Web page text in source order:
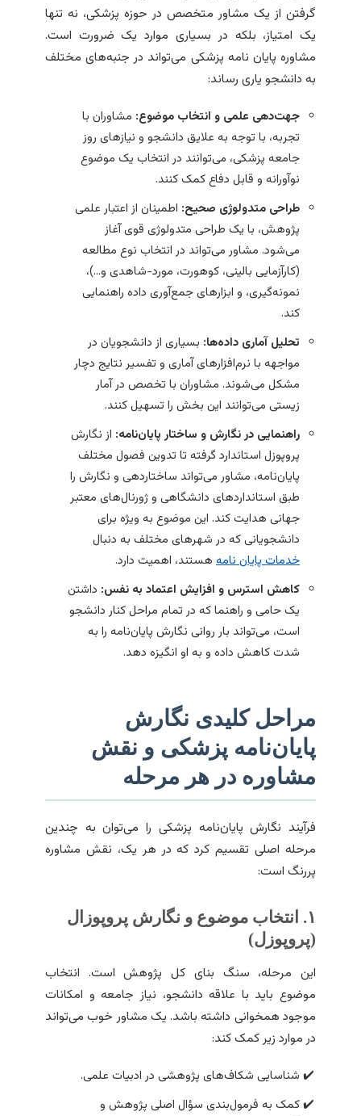
گرفتن از یک مشاور متخصص در حوزه پزشکی، نه تنها
یک امتیاز، بلکه در بسیاری موارد یک ضرورت است.
مشاوره پایان نامه پزشکی می‌تواند در جنبه‌های مختلف
به دانشجو یاری رساند:
جهت‌دهی علمی و انتخاب موضوع: مشاوران با
تجربه، با توجه به علایق دانشجو و نیازهای روز
جامعه پزشکی، می‌توانند در انتخاب یک موضوع
نوآورانه و قابل دفاع کمک کنند.
طراحی متدولوژی صحیح: اطمینان از اعتبار علمی
پژوهش، با یک طراحی متدولوژی قوی آغاز
می‌شود. مشاور می‌تواند در انتخاب نوع مطالعه
(کارآزمایی بالینی، کوهورت، مورد-شاهدی و…)،
نمونه‌گیری، و ابزارهای جمع‌آوری داده راهنمایی
کند.
تحلیل آماری داده‌ها: بسیاری از دانشجویان در
مواجهه با نرم‌افزارهای آماری و تفسیر نتایج دچار
مشکل می‌شوند. مشاوران با تخصص در آمار
زیستی می‌توانند این بخش را تسهیل کنند.
راهنمایی در نگارش و ساختار پایان‌نامه: از نگارش
پروپوزل استاندارد گرفته تا تدوین فصول مختلف
پایان‌نامه، مشاور می‌تواند ساختاردهی و نگارش را
طبق استانداردهای دانشگاهی و ژورنال‌های معتبر
جهانی هدایت کند. این موضوع به ویژه برای
دانشجویانی که در شهرهای مختلف به دنبال
خدمات پایان نامههستند، اهمیت دارد.
کاهش استرس و افزایش اعتماد به نفس: داشتن
یک حامی و راهنما که در تمام مراحل کنار دانشجو
است، می‌تواند بار روانی نگارش پایان‌نامه را به
شدت کاهش داده و به او انگیزه دهد.
مراحل کلیدی نگارش
پایان‌نامه پزشکی و نقش
مشاوره در هر مرحله
فرآیند نگارش پایان‌نامه پزشکی را می‌توان به چندین
مرحله اصلی تقسیم کرد که در هر یک، نقش مشاوره
پررنگ است:
۱. انتخاب موضوع و نگارش پروپوزال
(پروپوزل)
این مرحله، سنگ بنای کل پژوهش است. انتخاب
موضوع باید با علاقه دانشجو، نیاز جامعه و امکانات
موجود همخوانی داشته باشد. یک مشاور خوب می‌تواند
در موارد زیر کمک کند:
شناسایی شکاف‌های پژوهشی در ادبیات علمی.
کمک به فرمول‌بندی سؤال اصلی پژوهش و